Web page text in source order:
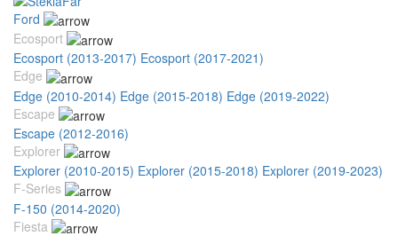
Ford
Ecosport
Ecosport (2013-2017) Ecosport (2017-2021)
Edge
Edge (2010-2014) Edge (2015-2018) Edge (2019-2022)
Escape
Escape (2012-2016)
Explorer
Explorer (2010-2015) Explorer (2015-2018) Explorer (2019-2023)
F-Series
F-150 (2014-2020)
Fiesta